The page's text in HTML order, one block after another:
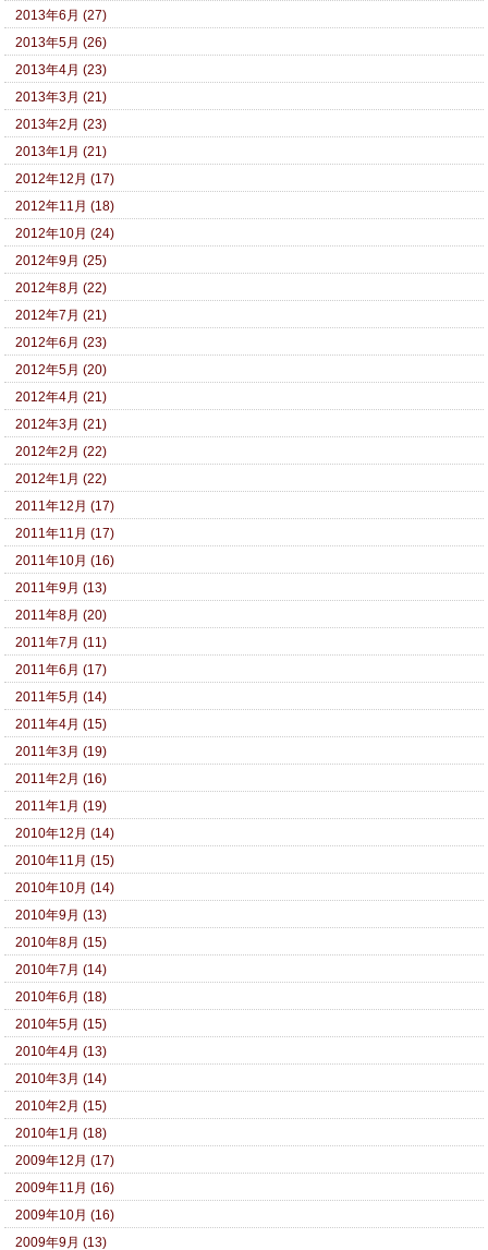
2013年6月 (27)
2013年5月 (26)
2013年4月 (23)
2013年3月 (21)
2013年2月 (23)
2013年1月 (21)
2012年12月 (17)
2012年11月 (18)
2012年10月 (24)
2012年9月 (25)
2012年8月 (22)
2012年7月 (21)
2012年6月 (23)
2012年5月 (20)
2012年4月 (21)
2012年3月 (21)
2012年2月 (22)
2012年1月 (22)
2011年12月 (17)
2011年11月 (17)
2011年10月 (16)
2011年9月 (13)
2011年8月 (20)
2011年7月 (11)
2011年6月 (17)
2011年5月 (14)
2011年4月 (15)
2011年3月 (19)
2011年2月 (16)
2011年1月 (19)
2010年12月 (14)
2010年11月 (15)
2010年10月 (14)
2010年9月 (13)
2010年8月 (15)
2010年7月 (14)
2010年6月 (18)
2010年5月 (15)
2010年4月 (13)
2010年3月 (14)
2010年2月 (15)
2010年1月 (18)
2009年12月 (17)
2009年11月 (16)
2009年10月 (16)
2009年9月 (13)